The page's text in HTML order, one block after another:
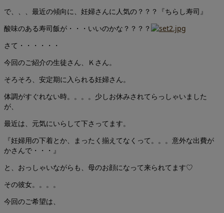
で、、、最近の傾向に、妊婦さんに人気の？？？『ちらし寿司』
酸味のある寿司飯が・・・いいのかな？？？？
さて・・・・・・
今回のご紹介の生徒さん、Ｋさん。
そろそろ、安定期に入られる妊婦さん。
体調がすぐれない時。。。。少しお休みされてらっしゃいました
が、
最近は、元気にいらして下さってます。
『妊婦用の下着とか、まったく揃えてなくって。。。意外な出費が
かさんで・・・』
と、おっしゃいながらも、母のお顔になって来られてます♡
その彼女。。。。
今回のご希望は、